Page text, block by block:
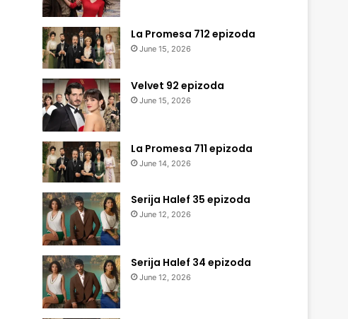
La Promesa 712 epizoda
June 15, 2026
Velvet 92 epizoda
June 15, 2026
La Promesa 711 epizoda
June 14, 2026
Serija Halef 35 epizoda
June 12, 2026
Serija Halef 34 epizoda
June 12, 2026